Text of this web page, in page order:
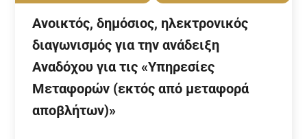
Ανοικτός, δημόσιος, ηλεκτρονικός
διαγωνισμός για την ανάδειξη
Αναδόχου για τις «Υπηρεσίες
Μεταφορών (εκτός από μεταφορά
αποβλήτων)»